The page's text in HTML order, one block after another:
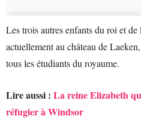
Les trois autres enfants du roi et
actuellement au château de
tous les étudiants du royaume.
Lire aussi : La reine Elizabeth
réfugier à Windsor